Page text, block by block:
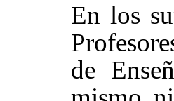
En los
de